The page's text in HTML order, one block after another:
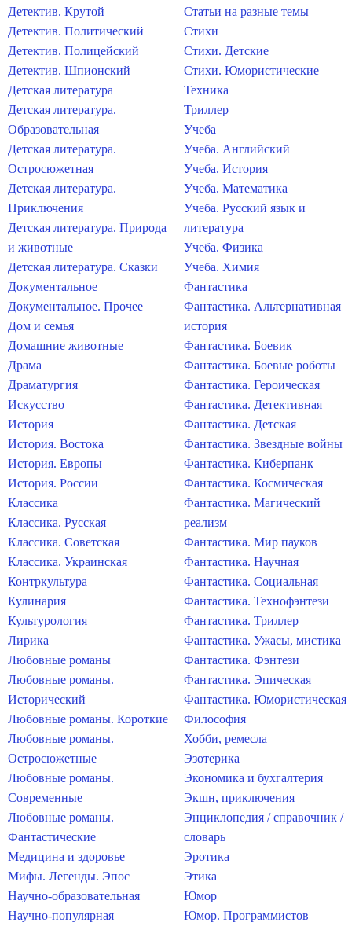
Детектив. Крутой
Детектив. Политический
Детектив. Полицейский
Детектив. Шпионский
Детская литература
Детская литература.
Образовательная
Детская литература.
Остросюжетная
Детская литература.
Приключения
Детская литература. Природа
и животные
Детская литература. Сказки
Документальное
Документальное. Прочее
Дом и семья
Домашние животные
Драма
Драматургия
Искусство
История
История. Востока
История. Европы
История. России
Классика
Классика. Русская
Классика. Советская
Классика. Украинская
Контркультура
Кулинария
Культурология
Лирика
Любовные романы
Любовные романы.
Исторический
Любовные романы. Короткие
Любовные романы.
Остросюжетные
Любовные романы.
Современные
Любовные романы.
Фантастические
Медицина и здоровье
Мифы. Легенды. Эпос
Научно-образовательная
Научно-популярная
Статьи на разные темы
Стихи
Стихи. Детские
Стихи. Юмористические
Техника
Триллер
Учеба
Учеба. Английский
Учеба. История
Учеба. Математика
Учеба. Русский язык и
литература
Учеба. Физика
Учеба. Химия
Фантастика
Фантастика. Альтернативная
история
Фантастика. Боевик
Фантастика. Боевые роботы
Фантастика. Героическая
Фантастика. Детективная
Фантастика. Детская
Фантастика. Звездные войны
Фантастика. Киберпанк
Фантастика. Космическая
Фантастика. Магический
реализм
Фантастика. Мир пауков
Фантастика. Научная
Фантастика. Социальная
Фантастика. Технофэнтези
Фантастика. Триллер
Фантастика. Ужасы, мистика
Фантастика. Фэнтези
Фантастика. Эпическая
Фантастика. Юмористическая
Философия
Хобби, ремесла
Эзотерика
Экономика и бухгалтерия
Экшн, приключения
Энциклопедия / справочник /
словарь
Эротика
Этика
Юмор
Юмор. Программистов